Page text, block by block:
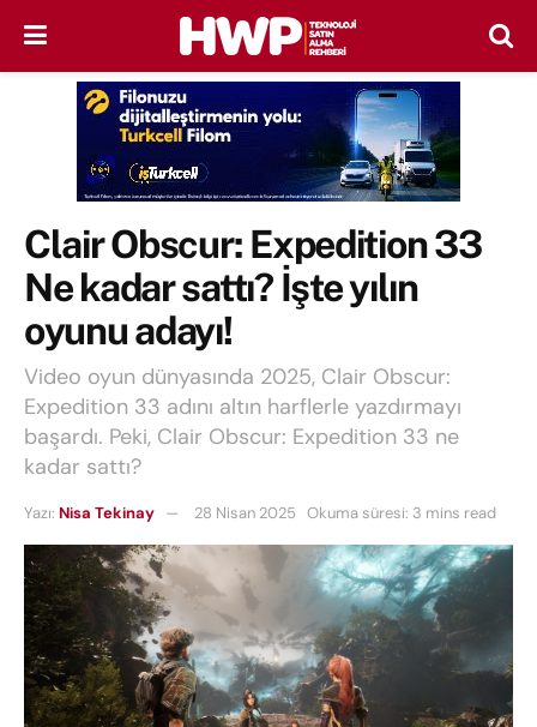
Clair Obscur: Expedition 33
Ne kadar sattı? İşte yılın
oyunu adayı!
Video oyun dünyasında 2025, Clair Obscur:
Expedition 33 adını altın harflerle yazdırmayı
başardı. Peki, Clair Obscur: Expedition 33 ne
kadar sattı?
Yazı: Nisa Tekinay 28 Nisan 2025 Okuma süresi: 3 mins read